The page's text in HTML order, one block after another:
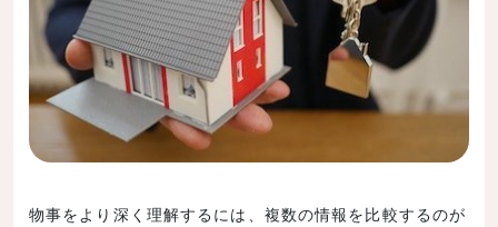
物事をより深く理解するには、複数の情報を比較するのが